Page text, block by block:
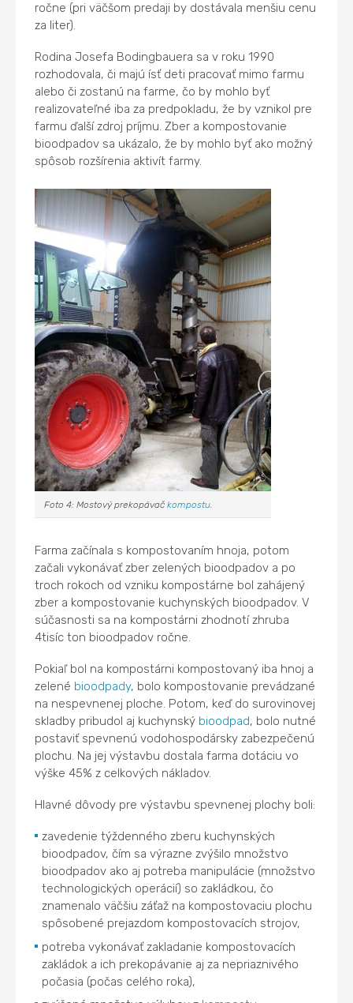
ročne (pri väčšom predaji by dostávala menšiu cenu
za liter).
Rodina Josefa Bodingbauera sa v roku 1990
rozhodovala, či majú ísť deti pracovať mimo farmu
alebo či zostanú na farme, čo by mohlo byť
realizovateľné iba za predpokladu, že by vznikol pre
farmu ďalší zdroj príjmu. Zber a kompostovanie
bioodpadov sa ukázalo, že by mohlo byť ako možný
spôsob rozšírenia aktivít farmy.
Foto 4: Mostový prekopávačkompostu
Farma začínala s kompostovaním hnoja, potom
začali vykonávať zber zelených bioodpadov a po
troch rokoch od vzniku kompostárne bol zahájený
zber a kompostovanie kuchynských bioodpadov. V
súčasnosti sa na kompostárni zhodnotí zhruba
4tisíc ton bioodpadov ročne.
Pokiaľ bol na kompostárni kompostovaný iba hnoj a
zelené bioodpady, bolo kompostovanie prevádzané
na nespevnenej ploche. Potom, keď do surovinovej
skladby pribudol aj kuchynský bioodpad, bolo nutné
postaviť spevnenú vodohospodársky zabezpečenú
plochu. Na jej výstavbu dostala farma dotáciu vo
výške 45% z celkových nákladov.
Hlavné dôvody pre výstavbu spevnenej plochy boli:
zavedenie týždenného zberu kuchynských
bioodpadov, čím sa výrazne zvýšilo množstvo
bioodpadov ako aj potreba manipulácie (množstvo
technologických operácií) so zakládkou, čo
znamenalo väčšiu záťaž na kompostovaciu plochu
spôsobené prejazdom kompostovacích strojov,
potreba vykonávať zakladanie kompostovacích
zakládok a ich prekopávanie aj za nepriaznivého
počasia (počas celého roka),